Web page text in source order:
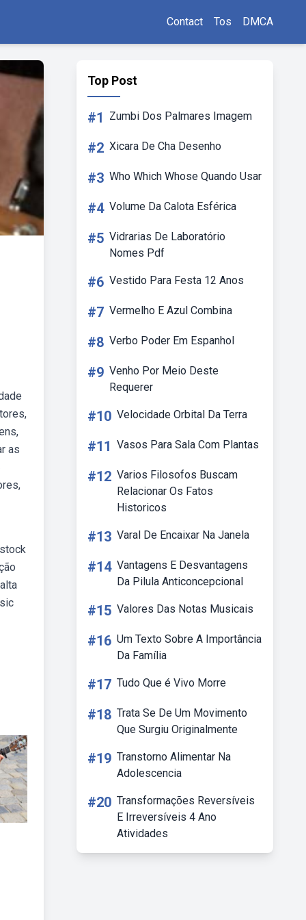
Contact Tos DMCA
as
Top Post
#1 Zumbi Dos Palmares Imagem
#2 Xicara De Cha Desenho
#3 Who Which Whose Quando Usar
#4 Volume Da Calota Esférica
#5 Vidrarias De Laboratório
Nomes Pdf
#6 Vestido Para Festa 12 Anos
#7 Vermelho E Azul Combina
#8 Verbo Poder Em Espanhol
#9 Venho Por Meio Deste
Requerer
#10 Velocidade Orbital Da Terra
#11 Vasos Para Sala Com Plantas
#12 Varios Filosofos Buscam
Relacionar Os Fatos
Historicos
#13 Varal De Encaixar Na Janela
#14 Vantagens E Desvantagens
Da Pilula Anticoncepcional
#15 Valores Das Notas Musicais
#16 Um Texto Sobre A Importância
Da Família
#17 Tudo Que é Vivo Morre
#18 Trata Se De Um Movimento
Que Surgiu Originalmente
#19 Transtorno Alimentar Na
Adolescencia
#20 Transformações Reversíveis
E Irreversíveis 4 Ano
Atividades